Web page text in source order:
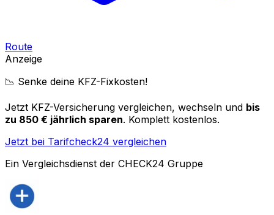
Route
Anzeige
📉 Senke deine KFZ-Fixkosten!
Jetzt KFZ-Versicherung vergleichen, wechseln und bis
zu 850 € jährlich sparen. Komplett kostenlos.
Jetzt bei Tarifcheck24 vergleichen
Ein Vergleichsdienst der CHECK24 Gruppe